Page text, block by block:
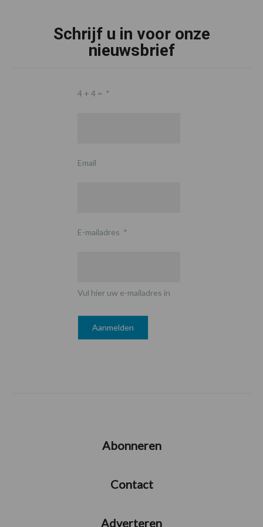
Schrijf u in voor onze
nieuwsbrief
4 + 4 = *
Email
E-mailadres *
Vul hier uw e-mailadres in
Abonneren
Contact
Adverteren